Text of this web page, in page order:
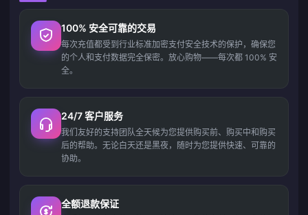
100% 安全可靠的交易
每次充值都受到行业标准加密支付安全技术的保护，确保您
的个人和支付数据完全保密。放心购物——每次都 100% 安
全。
24/7 客户服务
我们友好的支持团队全天候为您提供购买前、购买中和购买
后的帮助。无论白天还是黑夜，随时为您提供快速、可靠的
协助。
全额退款保证